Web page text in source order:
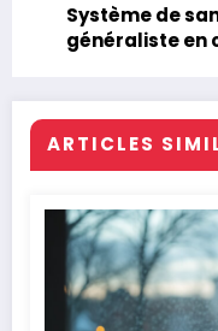
Système de
généraliste en
ARTICLES